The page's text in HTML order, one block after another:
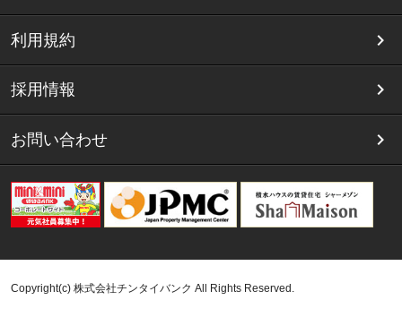
利用規約
採用情報
お問い合わせ
Copyright(c) 株式会社チンタイバンク All Rights Reserved.